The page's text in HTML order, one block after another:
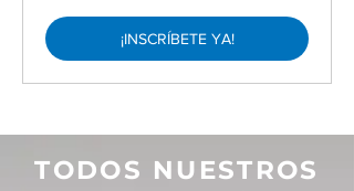
¡INSCRÍBETE YA!
TODOS NUESTROS